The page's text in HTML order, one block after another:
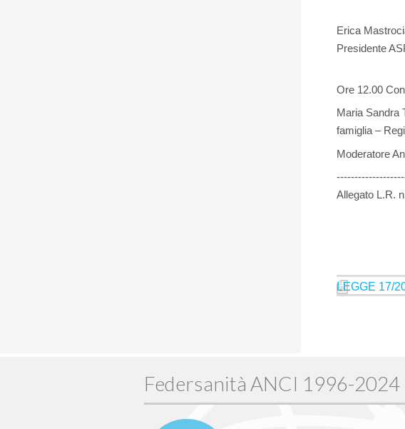
Erica
Presidente
Ore 12.00
Maria Sandra
famiglia –
Moderatore
Allegato L.R.
LEGGE 17/
Federsanità ANCI 1996-2024